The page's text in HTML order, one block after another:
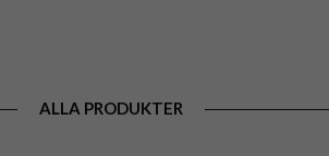
ALLA PRODUKTER